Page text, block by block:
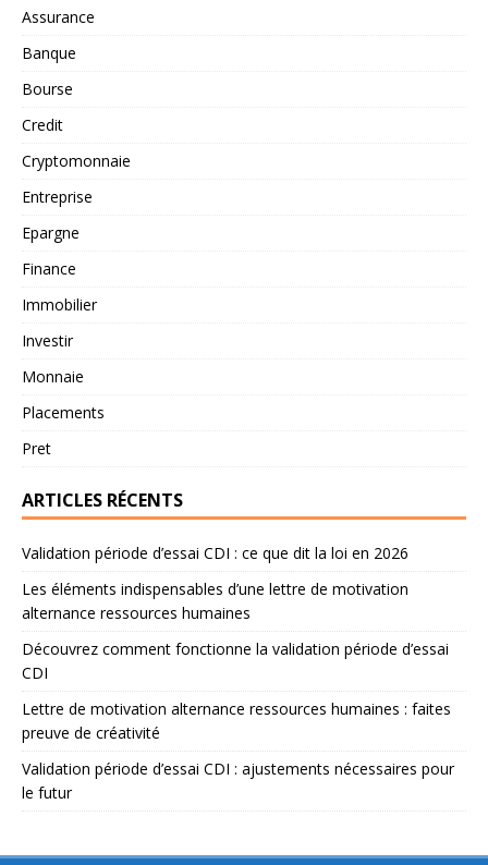
Assurance
Banque
Bourse
Credit
Cryptomonnaie
Entreprise
Epargne
Finance
Immobilier
Investir
Monnaie
Placements
Pret
ARTICLES RÉCENTS
Validation période d’essai CDI : ce que dit la loi en 2026
Les éléments indispensables d’une lettre de motivation
alternance ressources humaines
Découvrez comment fonctionne la validation période d’essai
CDI
Lettre de motivation alternance ressources humaines : faites
preuve de créativité
Validation période d’essai CDI : ajustements nécessaires pour
le futur